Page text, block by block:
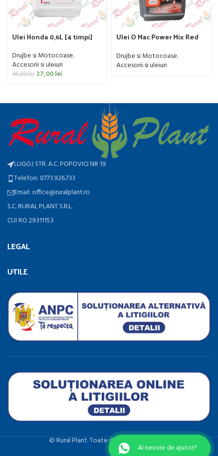
Ulei Honda 0,6L [4 timpi]
Drujbe si Motocoase,
Accesorii si uleiuri
45,00lei 37,00lei
Ulei O Mac Power Mix Red
Drujbe si Motocoase,
Accesorii si uleiuri
LUGOJ STR. A.C. POPOVICI NR 19
Telefon: 0773.926.733
Email: office@ruralplant.ro
S.C. RURAL PLANT S.R.L.
CUI RO 29311153
LEGAL
UTILE
©️ Rural Plant. Toate drepturile rezervate.
Ai nevoie de ajutor?